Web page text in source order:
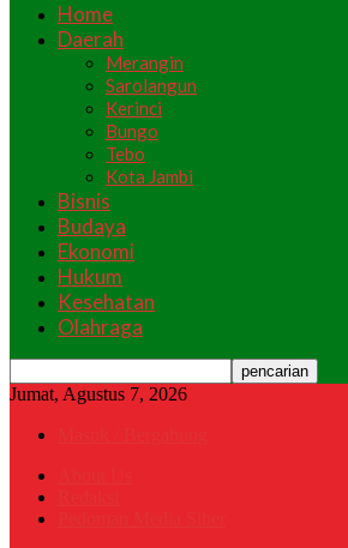
Home
Daerah
Merangin
Sarolangun
Kerinci
Bungo
Tebo
Kota Jambi
Bisnis
Budaya
Ekonomi
Hukum
Kesehatan
Olahraga
Jumat, Agustus 7, 2026